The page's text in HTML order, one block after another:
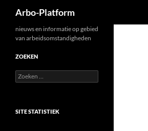
Arbo-Platform
nieuws en informatie op gebied
van arbeidsomstandigheden
ZOEKEN
Zoeken
naar:
SITE STATISTIEK